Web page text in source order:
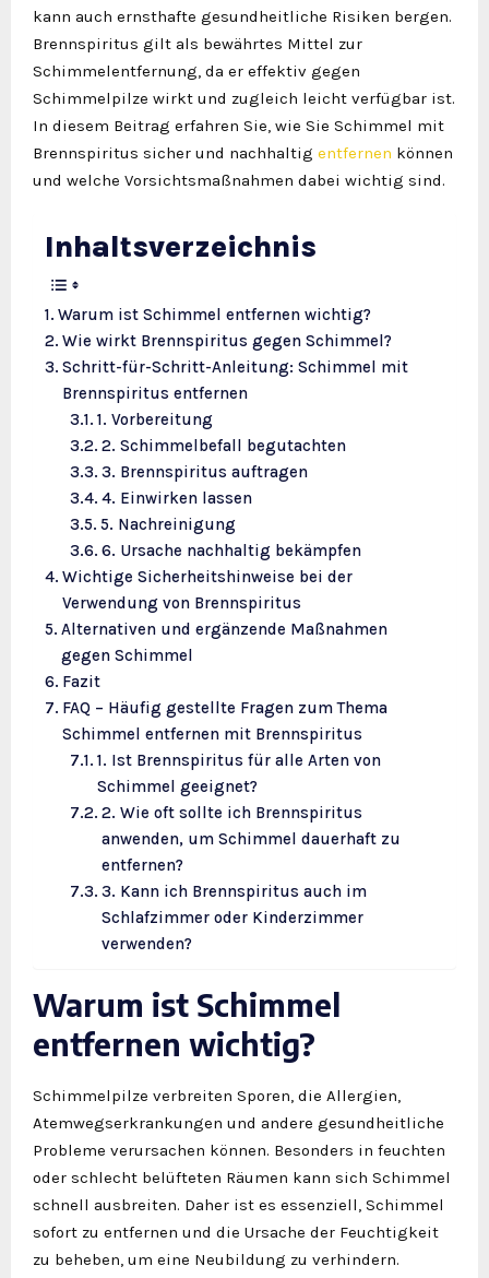
kann auch ernsthafte gesundheitliche Risiken bergen.
Brennspiritus gilt als bewährtes Mittel zur
Schimmelentfernung, da er effektiv gegen
Schimmelpilze wirkt und zugleich leicht verfügbar ist.
In diesem Beitrag erfahren Sie, wie Sie Schimmel mit
Brennspiritus sicher und nachhaltig entfernen können
und welche Vorsichtsmaßnahmen dabei wichtig sind.
Inhaltsverzeichnis
Warum ist Schimmel entfernen wichtig?
Wie wirkt Brennspiritus gegen Schimmel?
Schritt-für-Schritt-Anleitung: Schimmel mit
Brennspiritus entfernen
1. Vorbereitung
2. Schimmelbefall begutachten
3. Brennspiritus auftragen
4. Einwirken lassen
5. Nachreinigung
6. Ursache nachhaltig bekämpfen
Wichtige Sicherheitshinweise bei der
Verwendung von Brennspiritus
Alternativen und ergänzende Maßnahmen
gegen Schimmel
Fazit
FAQ – Häufig gestellte Fragen zum Thema
Schimmel entfernen mit Brennspiritus
1. Ist Brennspiritus für alle Arten von
Schimmel geeignet?
2. Wie oft sollte ich Brennspiritus
anwenden, um Schimmel dauerhaft zu
entfernen?
3. Kann ich Brennspiritus auch im
Schlafzimmer oder Kinderzimmer
verwenden?
Warum ist Schimmel
entfernen wichtig?
Schimmelpilze verbreiten Sporen, die Allergien,
Atemwegserkrankungen und andere gesundheitliche
Probleme verursachen können. Besonders in feuchten
oder schlecht belüfteten Räumen kann sich Schimmel
schnell ausbreiten. Daher ist es essenziell, Schimmel
sofort zu entfernen und die Ursache der Feuchtigkeit
zu beheben, um eine Neubildung zu verhindern.